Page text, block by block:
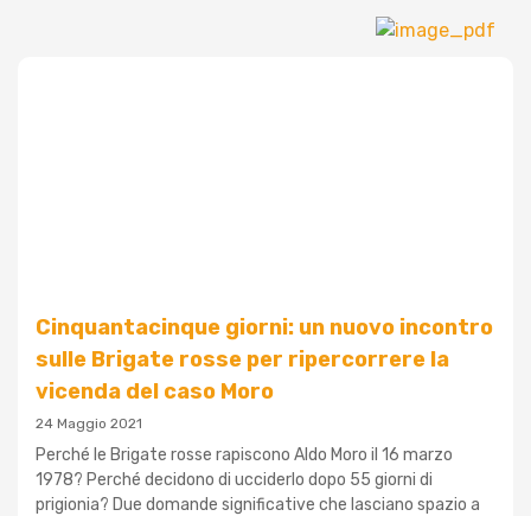
Cinquantacinque giorni: un nuovo incontro
sulle Brigate rosse per ripercorrere la
vicenda del caso Moro
24 Maggio 2021
Perché le Brigate rosse rapiscono Aldo Moro il 16 marzo
1978? Perché decidono di ucciderlo dopo 55 giorni di
prigionia? Due domande significative che lasciano spazio a